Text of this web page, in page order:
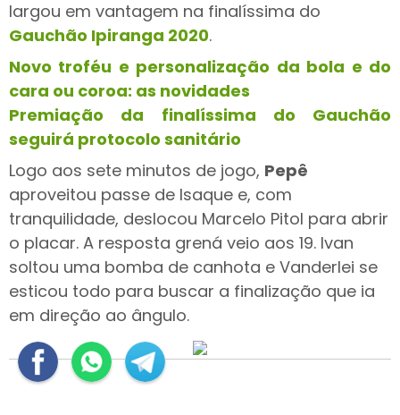
largou em vantagem na finalíssima do
Gauchão Ipiranga 2020.
Novo troféu e personalização da bola e do
cara ou coroa: as novidades
Premiação da finalíssima do Gauchão
seguirá protocolo sanitário
Logo aos sete minutos de jogo, Pepê
aproveitou passe de Isaque e, com
tranquilidade, deslocou Marcelo Pitol para abrir
o placar. A resposta grená veio aos 19. Ivan
soltou uma bomba de canhota e Vanderlei se
esticou todo para buscar a finalização que ia
em direção ao ângulo.